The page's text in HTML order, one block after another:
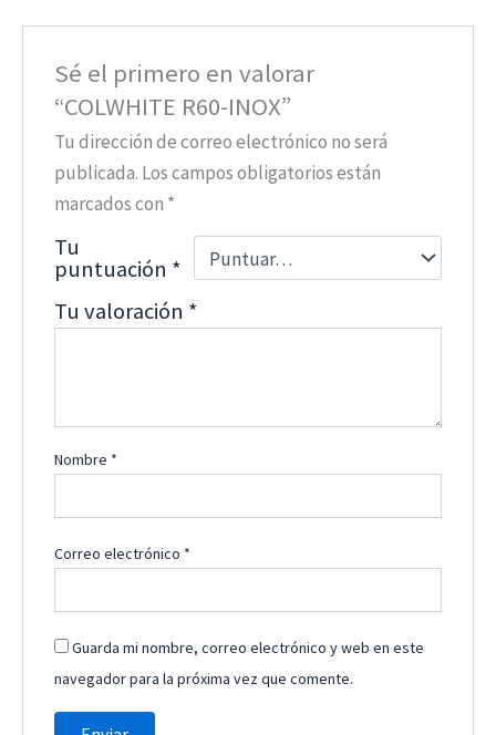
Sé el primero en valorar
“COLWHITE R60-INOX”
Tu dirección de correo electrónico no será
publicada. Los campos obligatorios están
marcados con *
Tu
puntuación *
Tu valoración *
Nombre *
Correo electrónico *
Guarda mi nombre, correo electrónico y web en este
navegador para la próxima vez que comente.